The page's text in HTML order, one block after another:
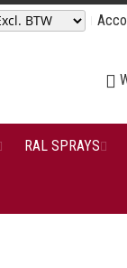
RAL SPRAYS